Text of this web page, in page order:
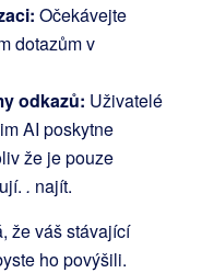
Očekávejte
dotazům v
odkazů: Uživatelé
AI poskytne
že je pouze
. najít.
že váš stávající
ho povýšili.